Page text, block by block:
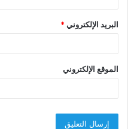
البريد الإلكتروني*
الموقع الإلكتروني